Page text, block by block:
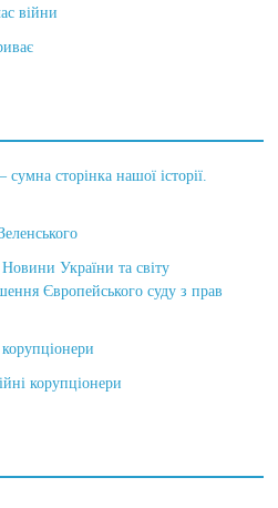
війни
сумна сторінка нашої історії.
України та світу
Європейського суду з прав
корупціонери